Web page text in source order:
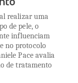
realizar uma
de pele, o
influenciam
no protocolo
Pace avalia
de tratamento